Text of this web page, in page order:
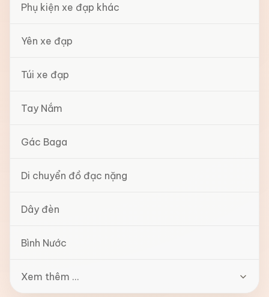
Phụ kiện xe đạp khác
Yên xe đạp
Túi xe đạp
Tay Nắm
Gác Baga
Di chuyển đồ đạc nặng
Dây đèn
Bình Nước
Xem thêm ...